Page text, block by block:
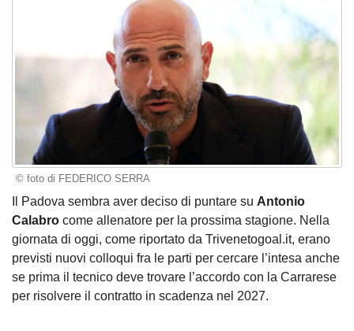
© foto di FEDERICO SERRA
Il Padova sembra aver deciso di puntare su Antonio
Calabro come allenatore per la prossima stagione. Nella
giornata di oggi, come riportato da Trivenetogoal.it, erano
previsti nuovi colloqui fra le parti per cercare l’intesa anche
se prima il tecnico deve trovare l’accordo con la Carrarese
per risolvere il contratto in scadenza nel 2027.